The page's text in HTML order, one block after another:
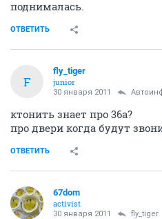
поднималась.
ОТВЕТИТЬ
F
fly_tiger
junior
30 января 2011
ктонить знает про 36а?
про двери когда будут
ОТВЕТИТЬ
67dom
activist
30 января 2011 fly_tiger